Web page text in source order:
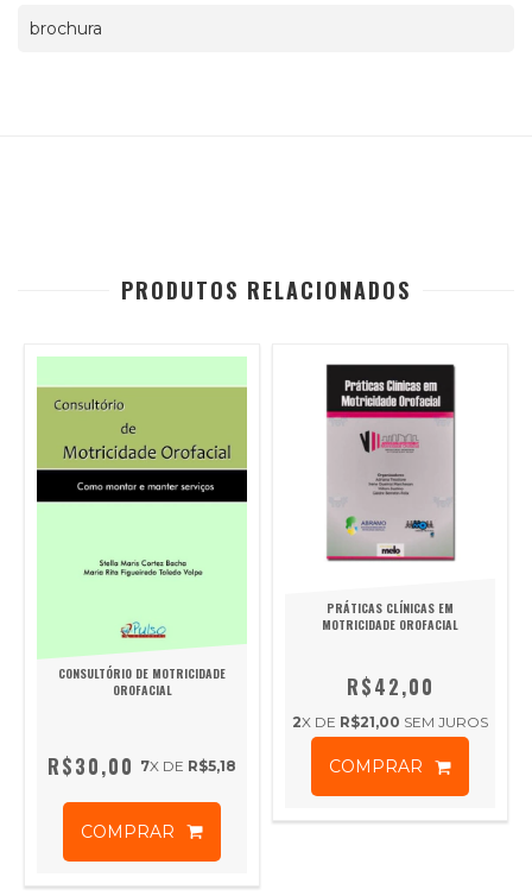
brochura
PRODUTOS RELACIONADOS
CONSULTÓRIO DE MOTRICIDADE
OROFACIAL
R$30,00 7X DE R$5,18
COMPRAR
PRÁTICAS CLÍNICAS EM
MOTRICIDADE OROFACIAL
R$42,00
2X DE R$21,00 SEM JUROS
COMPRAR